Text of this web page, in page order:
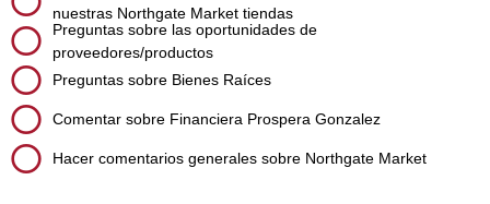
nuestras Northgate Market tiendas
Preguntas sobre las oportunidades de
proveedores/productos
Preguntas sobre Bienes Raíces
Comentar sobre Financiera Prospera Gonzalez
Hacer comentarios generales sobre Northgate Market